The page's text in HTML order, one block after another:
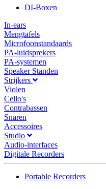
DI-Boxen
In-ears
Mengtafels
Microfoonstandaards
PA-luidsprekers
PA-systemen
Speaker Standen
Strijkers
Violen
Cello's
Contrabassen
Snaren
Accessoires
Studio
Audio-interfaces
Digitale Recorders
Portable Recorders